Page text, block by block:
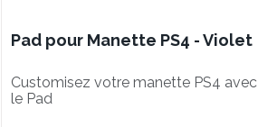
Pad pour Manette PS4 - Violet
Customisez votre manette PS4 avec
le Pad